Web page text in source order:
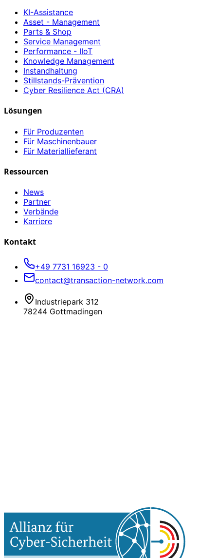
KI-Assistance
Asset - Management
Parts & Shop
Service Management
Performance - IIoT
Knowledge Management
Instandhaltung
Stillstands-Prävention
Cyber Resilience Act (CRA)
Lösungen
Für Produzenten
Für Maschinenbauer
Für Materiallieferant
Ressourcen
News
Partner
Verbände
Karriere
Kontakt
+49 7731 16923 - 0
contact@transaction-network.com
Industriepark 312
78244 Gottmadingen